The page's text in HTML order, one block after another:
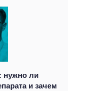
нужно ли
и зачем